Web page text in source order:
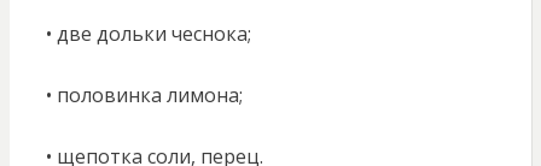
• две дольки чеснока;
• половинка лимона;
• щепотка соли, перец.